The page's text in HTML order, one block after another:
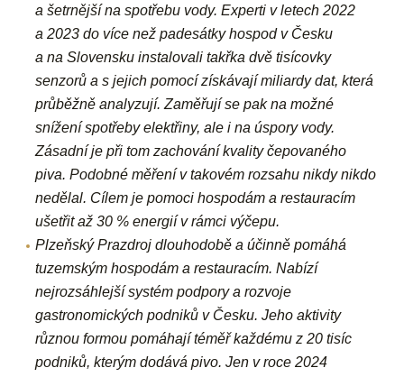
a šetrnější na spotřebu vody. Experti v letech 2022
a 2023 do více než padesátky hospod v Česku
a na Slovensku instalovali takřka dvě tisícovky
senzorů a s jejich pomocí získávají miliardy dat, která
průběžně analyzují. Zaměřují se pak na možné
snížení spotřeby elektřiny, ale i na úspory vody.
Zásadní je při tom zachování kvality čepovaného
piva. Podobné měření v takovém rozsahu nikdy nikdo
nedělal. Cílem je pomoci hospodám a restauracím
ušetřit až 30 % energií v rámci výčepu.
Plzeňský Prazdroj dlouhodobě a účinně pomáhá
tuzemským hospodám a restauracím. Nabízí
nejrozsáhlejší systém podpory a rozvoje
gastronomických podniků v Česku. Jeho aktivity
různou formou pomáhají téměř každému z 20 tisíc
podniků, kterým dodává pivo.Jen v roce 2024